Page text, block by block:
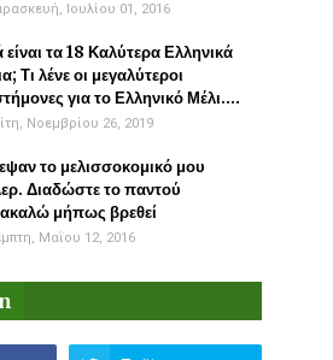
Ιουλίου 01, 2016
είναι τα 18 Καλύτερα Ελληνικά
Τι λένε οι μεγαλύτεροι
για το Ελληνικό Μέλι....
Νοεμβρίου 26, 2019
το μελισσοκομικό μου
Διαδώστε το παντού
μήπως βρεθεί
Μαΐου 12, 2016